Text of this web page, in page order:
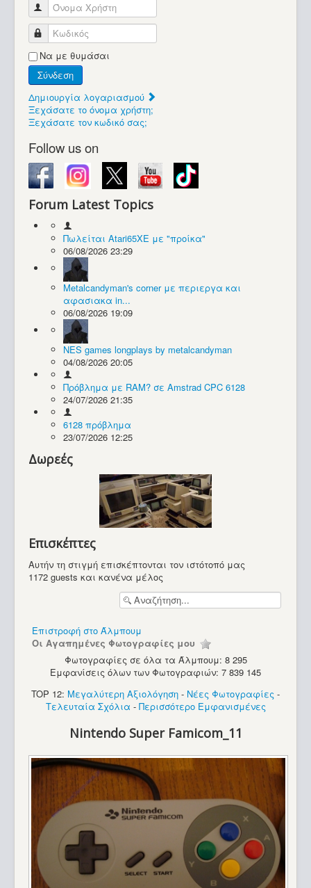
Συλλογές / Projects
Υπολογιστές
PC - Altec 88 (8088)
Όνομα Χρήστη
Κωδικός
Να με θυμάσαι
Σύνδεση
Δημιουργία λογαριασμού
Ξεχάσατε το όνομα χρήστη;
Ξεχάσατε τον κωδικό σας;
Follow us on
Forum Latest Topics
Πωλείται Atari65XE με "προίκα"
06/08/2026 23:29
Metalcandyman's corner με περιεργα και
αφασιακα in...
06/08/2026 19:09
NES games longplays by metalcandyman
04/08/2026 20:05
Πρόβλημα με RAM? σε Amstrad CPC 6128
24/07/2026 21:35
6128 πρόβλημα
23/07/2026 12:25
Δωρεές
Επισκέπτες
Αυτήν τη στιγμή επισκέπτονται τον ιστότοπό μας
1172 guests και κανένα μέλος
Επιστροφή στο Άλμπουμ
Οι Αγαπημένες Φωτογραφίες μου
Φωτογραφίες σε όλα τα Άλμπουμ: 8 295
Εμφανίσεις όλων των Φωτογραφιών: 7 839 145
TOP 12: Μεγαλύτερη Αξιολόγηση - Νέες Φωτογραφίες -
Τελευταία Σχόλια - Περισσότερο Εμφανισμένες
Nintendo Super Famicom_11